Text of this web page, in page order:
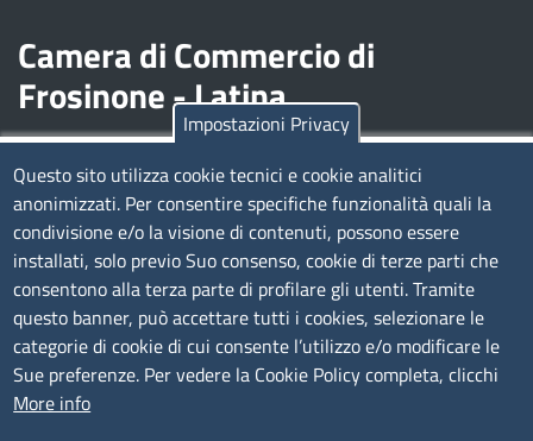
Camera di Commercio di
Frosinone - Latina
Contatti
Sede Legale di Latina: Viale Umberto I, 80 - 04100 (LT)
tel. 0773/6721
Sede di Frosinone: Via Alcide De Gasperi, 1 - 03100 (FR)
tel. 0775/2751
Peccciaa@pec.frlt.camcom.it
Ufficio relazioni con il pubblico
Impostazioni Privacy
Questo sito utilizza cookie tecnici e cookie analitici
anonimizzati. Per consentire specifiche funzionalità quali la
condivisione e/o la visione di contenuti, possono essere
installati, solo previo Suo consenso, cookie di terze parti che
consentono alla terza parte di profilare gli utenti. Tramite
questo banner, può accettare tutti i cookies, selezionare le
categorie di cookie di cui consente l’utilizzo e/o modificare le
Sue preferenze. Per vedere la Cookie Policy completa, clicchi
More info